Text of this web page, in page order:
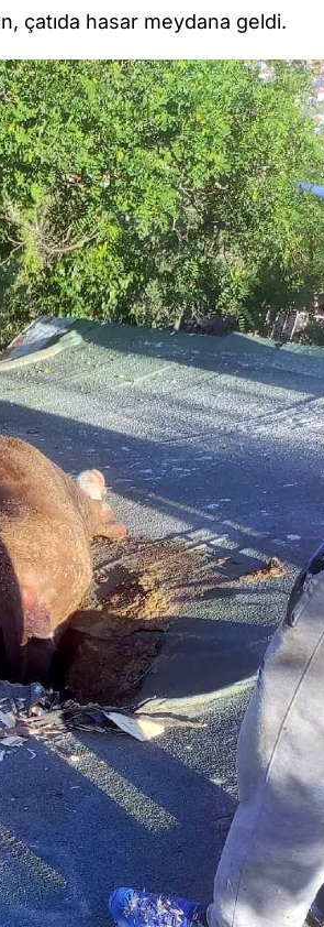
çatıda hasar meydana geldi.